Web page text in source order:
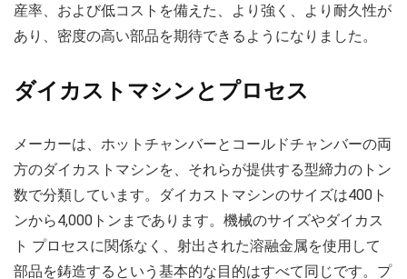
産率、および低コストを備えた、より強く、より耐久性が
あり、密度の高い部品を期待できるようになりました。
ダイカストマシンとプロセス
メーカーは、ホットチャンバーとコールドチャンバーの両
方のダイカストマシンを、それらが提供する型締力のトン
数で分類しています。ダイカストマシンのサイズは400ト
ンから4,000トンまであります。機械のサイズやダイカス
ト プロセスに関係なく、射出された溶融金属を使用して
部品を鋳造するという基本的な目的はすべて同じです。プ